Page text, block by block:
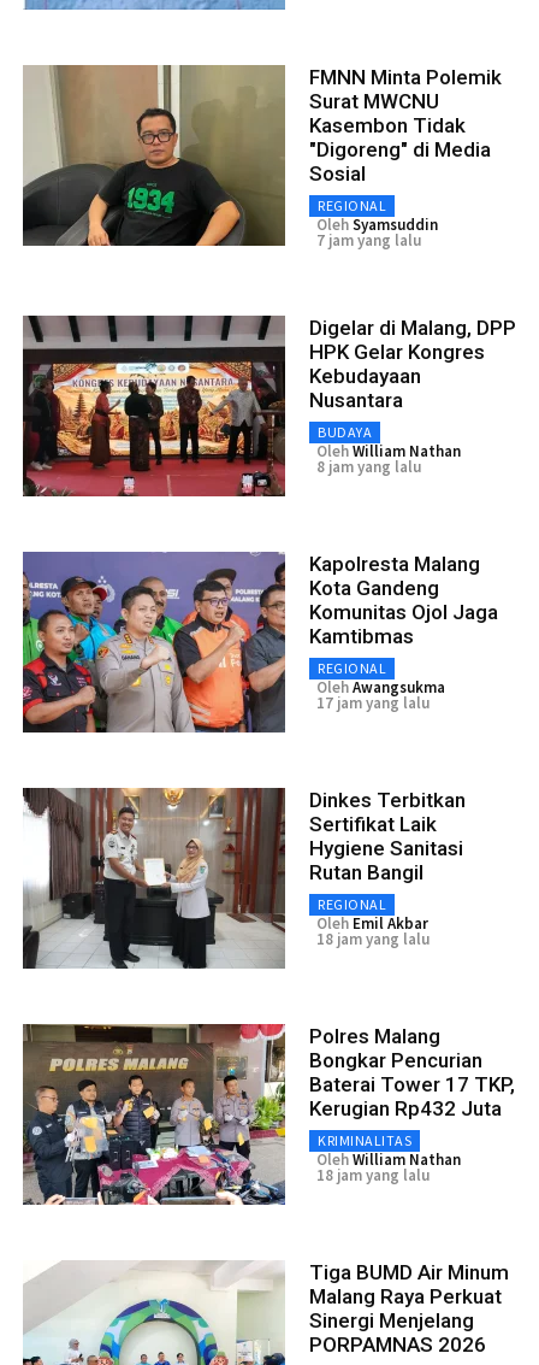
FMNN Minta Polemik
Surat MWCNU
Kasembon Tidak
"Digoreng" di Media
Sosial
REGIONAL
OlehSyamsuddin
7 jam yang lalu
Digelar di Malang, DPP
HPK Gelar Kongres
Kebudayaan
Nusantara
BUDAYA
OlehWilliam Nathan
8 jam yang lalu
Kapolresta Malang
Kota Gandeng
Komunitas Ojol Jaga
Kamtibmas
REGIONAL
OlehAwangsukma
17 jam yang lalu
Dinkes Terbitkan
Sertifikat Laik
Hygiene Sanitasi
Rutan Bangil
REGIONAL
Oleh Emil Akbar
18 jam yang lalu
Polres Malang
Bongkar Pencurian
Baterai Tower 17 TKP,
Kerugian Rp432 Juta
KRIMINALITAS
OlehWilliam Nathan
18 jam yang lalu
Tiga BUMD Air Minum
Malang Raya Perkuat
Sinergi Menjelang
PORPAMNAS 2026